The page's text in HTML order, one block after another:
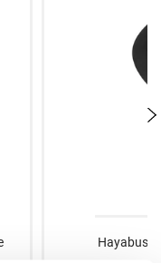
Hayabusa